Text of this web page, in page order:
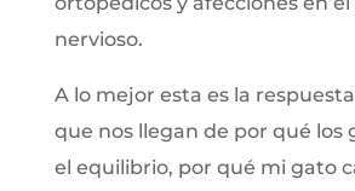
nervioso.
A lo mejor esta es la
que nos llegan de por qué los
el equilibrio, por qué mi gato